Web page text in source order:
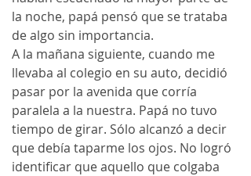
la noche, papá pensó que se trataba
de algo sin importancia.
A la mañana siguiente, cuando me
llevaba al colegio en su auto, decidió
pasar por la avenida que corría
paralela a la nuestra. Papá no tuvo
tiempo de girar. Sólo alcanzó a decir
que debía taparme los ojos. No logró
identificar que aquello que colgaba